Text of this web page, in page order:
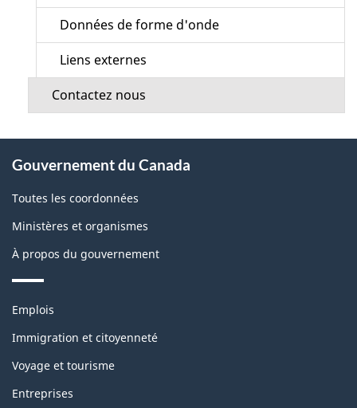
Données de forme d'onde
Liens externes
Contactez nous
propos
de
ce
Gouvernement du Canada
Toutes les coordonnées
Ministères et organismes
À propos du gouvernement
Thèmes
sujets
Emplois
Immigration et citoyenneté
Voyage et tourisme
Entreprises